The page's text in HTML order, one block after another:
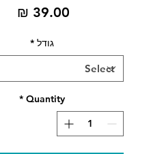
39.00 ₪
גודל *
Quantity
*